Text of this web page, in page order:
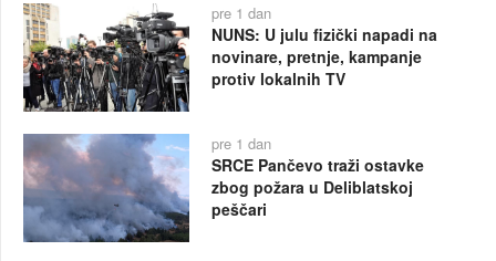
pre 1 dan
NUNS: U julu fizički napadi na
novinare, pretnje, kampanje
protiv lokalnih TV
pre 1 dan
SRCE Pančevo traži ostavke
zbog požara u Deliblatskoj
peščari